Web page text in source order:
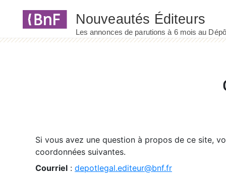
Si vous avez une question à propos de ce site,
coordonnées suivantes.
Courriel : depotlegal.editeur@bnf.fr